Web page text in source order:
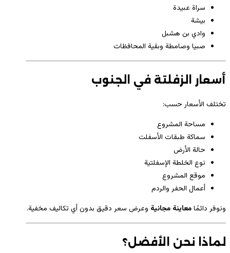
سراة عبيدة
بيشة
وادي بن هشبل
صبيا وصامطة وبقية المحافظات
أسعار الزفلتة في الجنوب
تختلف الأسعار حسب:
مساحة المشروع
سماكة طبقات الأسفلت
حالة الأرض
نوع الخلطة الإسفلتية
موقع المشروع
أعمال الحفر والردم
ونوفر دائمًامعاينة مجانية وعرض سعر دقيق بدون أي تكاليف مخفية.
لماذا نحن الأفضل؟